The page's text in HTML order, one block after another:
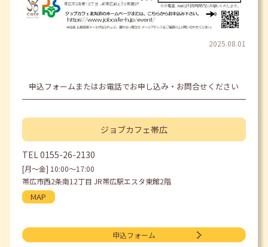
2025.08.01
申込フォームまたはお電話でお申し込み・お問合せください
ジョブカフェ帯広
TEL 0155-26-2130
[月〜金] 10:00〜17:00
帯広市西2条南12丁目 JR帯広駅エスタ東館2階
MAP
申込フォーム